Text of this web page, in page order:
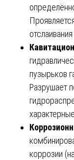
пузырьков
Разрушает
коррозии